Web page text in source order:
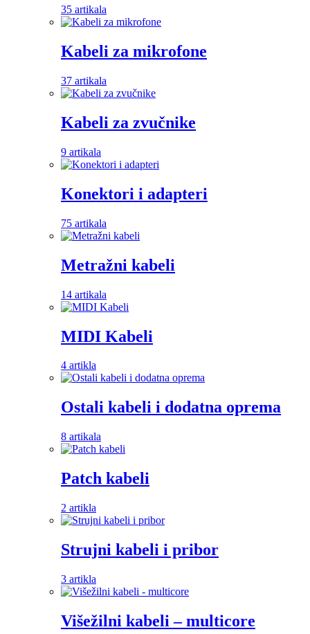
35 artikala
Kabeli za mikrofone
37 artikala
Kabeli za zvučnike
9 artikala
Konektori i adapteri
75 artikala
Metražni kabeli
14 artikala
MIDI Kabeli
4 artikla
Ostali kabeli i dodatna oprema
8 artikala
Patch kabeli
2 artikla
Strujni kabeli i pribor
3 artikla
Višežilni kabeli – multicore